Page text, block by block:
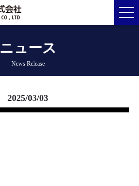
ニュース
News Release
2025/03/03